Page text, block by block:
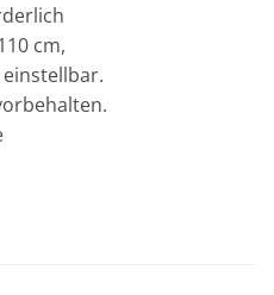
cm,